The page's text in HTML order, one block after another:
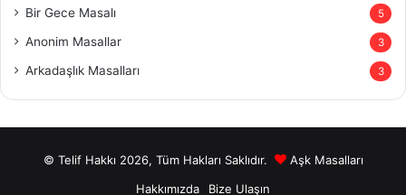
Bir Gece Masalı 5
Anonim Masallar 3
Arkadaşlık Masalları 3
© Telif Hakkı 2026, Tüm Hakları Saklıdır.
Aşk Masalları
Hakkımızda
Bize Ulaşın